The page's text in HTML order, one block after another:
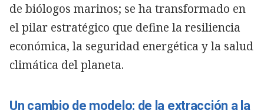
de biólogos marinos; se ha transformado en
el pilar estratégico que define la resiliencia
económica, la seguridad energética y la salud
climática del planeta.
Un cambio de modelo: de la extracción a la